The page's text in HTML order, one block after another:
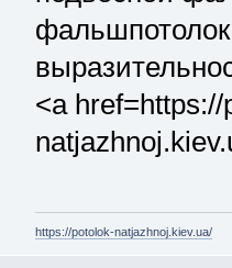
<a
https://potolok-natjazhnoj.kiev.ua/